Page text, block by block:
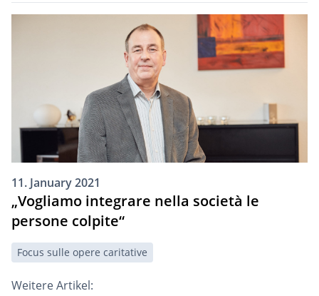
11. January 2021
„Vogliamo integrare nella società le
persone colpite“
Focus sulle opere caritative
Weitere Artikel: